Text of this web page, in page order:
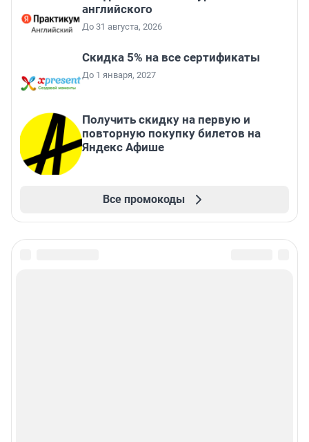
английского
До 31 августа, 2026
Скидка 5% на все сертификаты
До 1 января, 2027
Получить скидку на первую и
повторную покупку билетов на
Яндекс Афише
Все промокоды